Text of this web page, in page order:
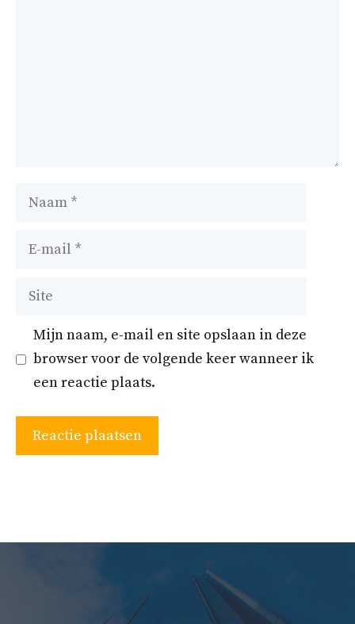
Naam
Site
Mijn naam, e-mail en site opslaan in deze
browser voor de volgende keer wanneer ik
een reactie plaats.